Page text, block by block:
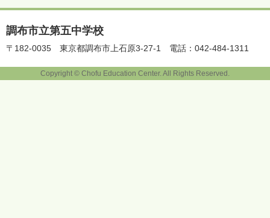
調布市立第五中学校
〒182-0035 東京都調布市上石原3-27-1 電話：042-484-1311
Copyright © Chofu Education Center. All Rights Reserved.